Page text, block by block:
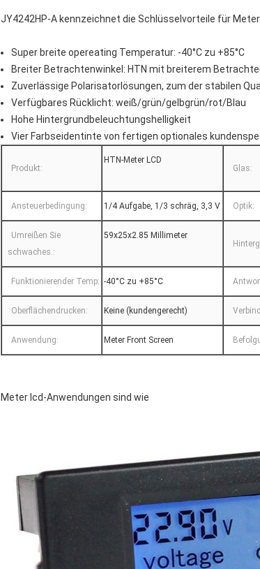
JY4242HP-A kennzeichnet die Schlüsselvorteile für
Super breite opereating Temperatur: -40°C zu +85°C
Breiter Betrachtenwinkel: HTN mit breiterem
Zuverlässige Polarisatorlösungen, zum der stabilen
Verfügbares Rücklicht: weiß/grün/gelbgrün/rot/Blau
Hohe Hintergrundbeleuchtungshelligkeit
Vier Farbseidentinte von fertigen optionales
Produkt:
HTN-Meter LCD
Glas:
Ansteuerbedingung: 1/4 Aufgabe, 1/3 schräg, 3,3 V Optik:
Umreißen Sie
schwaches.:
59x25x2.85 Millimeter
Funktionierender Temp: -40°C zu +85°C
Oberflächendrucken: Keine (kundengerecht)
Anwendung: Meter Front Screen
Meter lcd-Anwendungen sind wie